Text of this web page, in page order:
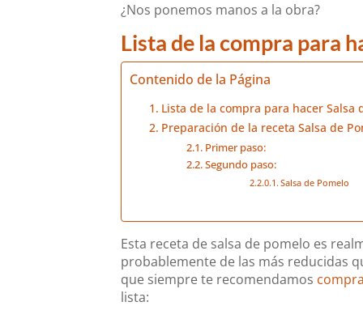
¿Nos ponemos manos a la obra?
Lista de la compra para
Contenido de la Página
Lista de la compra para hacer Salsa
Preparación de la receta Salsa de
Primer paso:
Segundo paso:
Salsa de Pomelo
Esta receta de salsa de pomelo es
probablemente de las más reducidas
que siempre te recomendamos
lista: